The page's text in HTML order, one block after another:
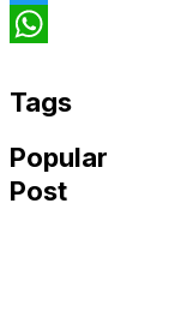
Twitter
Tags
Popular
Post